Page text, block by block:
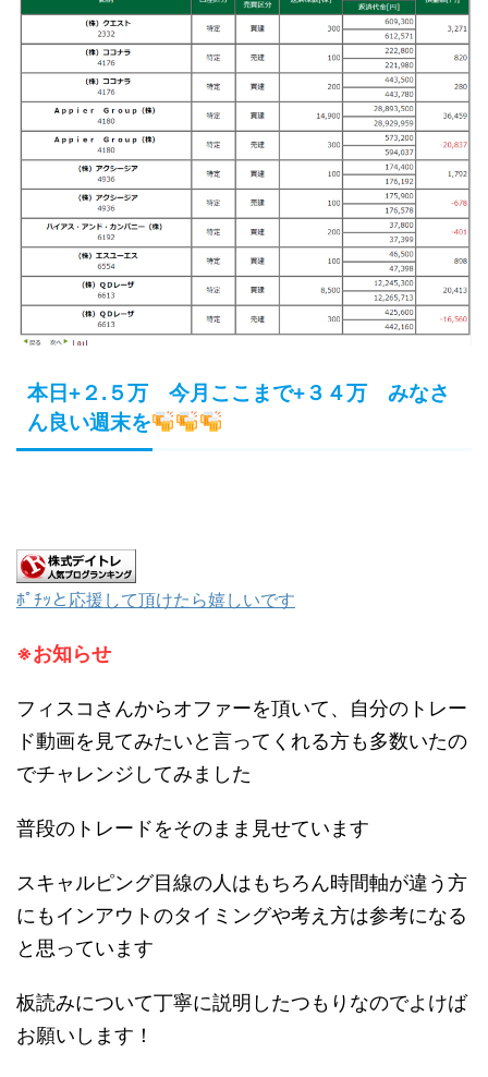
本日+２.５万 今月ここまで+３４万 みなさ
ん良い週末を
ﾎﾟﾁｯと応援して頂けたら嬉しいです
※お知らせ
フィスコさんからオファーを頂いて、自分のトレー
ド動画を見てみたいと言ってくれる方も多数いたの
でチャレンジしてみました
普段のトレードをそのまま見せています
スキャルピング目線の人はもちろん時間軸が違う方
にもインアウトのタイミングや考え方は参考になる
と思っています
板読みについて丁寧に説明したつもりなのでよけば
お願いします！